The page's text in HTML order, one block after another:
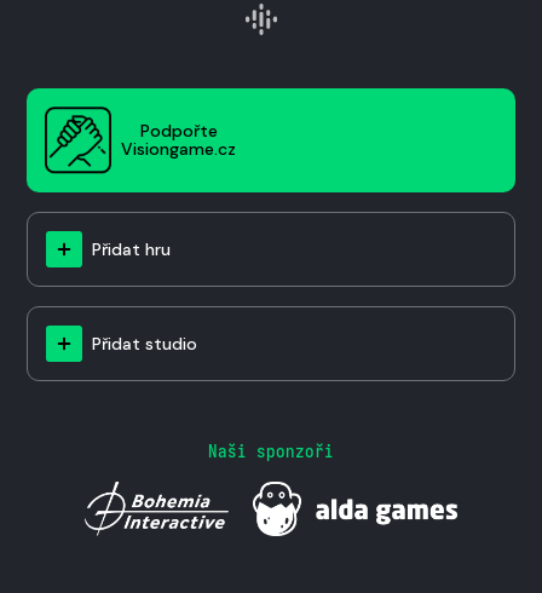
Podpořte
Visiongame.cz
Přidat hru
Přidat studio
Naši sponzoři